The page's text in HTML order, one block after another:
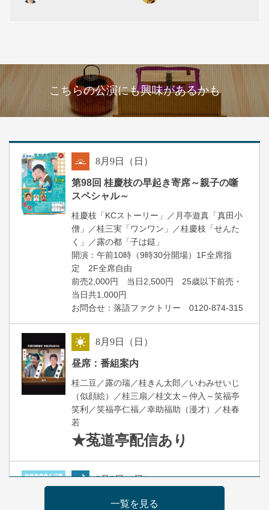
こちらの公演にも興味があるかも
8月9日（日）
第98回 桂慶枝の早起き寄席～親子の噺
スペシャル～
桂慶枝「KCストーリー」／月亭遊真「真田小
僧」／桂三実「ワンワン」／桂慶枝「せんた
く」／露の都「子は鎹」
開演：午前10時（9時30分開場）1F全席指
定 2F全席自由
前売2,000円 当日2,500円 25歳以下前売・
当日共1,000円
お問合せ：落語ファクトリー 0120-874-315
8月9日（日）
昼席：番組案内
桂二豆／露の瑞／桂きん太郎／いわみせいじ
（似顔絵）／桂三扇／桂文太～仲入～笑福亭
笑利／笑福亭仁福／幸助福助（漫才）／桂春
若
★菟道亭配信あり
8月9日（日）
らららのらくご会④
一覧を見る